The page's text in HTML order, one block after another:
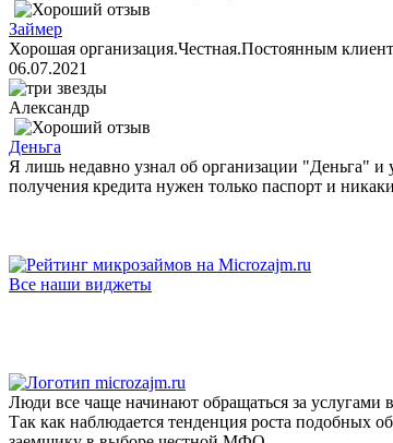
Займер
Хорошая организация.Честная.Постоянным
06.07.2021
Александр
Деньга
Я лишь недавно узнал об организации "Деньга" и
получения кредита нужен только паспорт и
Все наши виджеты
Люди все чаще начинают обращаться за
Так как наблюдается тенденция роста подобных